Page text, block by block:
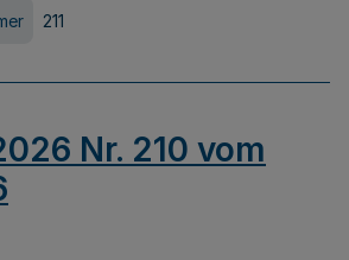
211
Nr. 210 vom